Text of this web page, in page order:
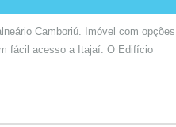
Camboriú. Imóvel com
fácil acesso a Itajaí. O Edifício